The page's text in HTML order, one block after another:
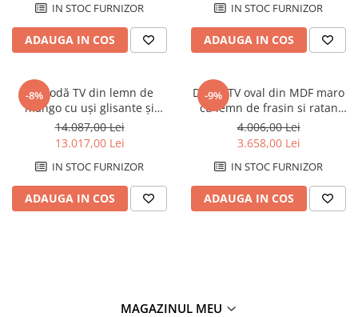
IN STOC FURNIZOR
ADAUGA IN COS
IN STOC FURNIZOR
ADAUGA IN COS
-8%
Comodă TV din lemn de
mango cu uși glisante și
design perforat Jacquard 220
x 54 x 55 cm
14.087,00 Lei
13.017,00 Lei
IN STOC FURNIZOR
ADAUGA IN COS
-9%
Dulap TV oval din MDF maro
cu lemn de frasin si ratan
IKLA 120 x 43 x 60 cm
4.006,00 Lei
3.658,00 Lei
IN STOC FURNIZOR
ADAUGA IN COS
MAGAZINUL MEU